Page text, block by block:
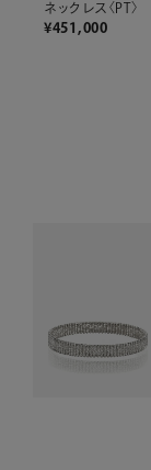
ネックレス〈PT〉
¥451,000